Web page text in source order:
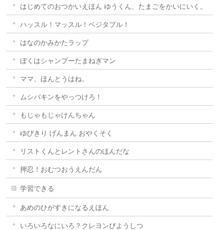
はじめてのおつかいえほん ゆうくん、たまごをかいにいく。
ハッスル！マッスル！ベジタブル！
はなのかみかたラップ
ぼくはシャンプーたまねぎマン
ママ、ほんとうはね。
ムシバキンをやっつけろ！
もじゃもじゃけんちゃん
ゆびきり げんまん おやくそく
リストくんとレントさんのほんだな
押忍！おむつおうえんだん
学習できる
あめのひがすきになるえほん
いろいろなにいろ？クレヨンびようしつ